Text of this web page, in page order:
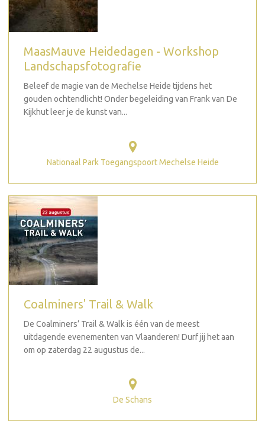
MaasMauve Heidedagen - Workshop
Landschapsfotografie
Beleef de magie van de Mechelse Heide tijdens het
gouden ochtendlicht! Onder begeleiding van Frank van De
Kijkhut leer je de kunst van...
Nationaal Park Toegangspoort Mechelse Heide
Coalminers' Trail & Walk
De Coalminers’ Trail & Walk is één van de meest
uitdagende evenementen van Vlaanderen! Durf jij het aan
om op zaterdag 22 augustus de...
De Schans